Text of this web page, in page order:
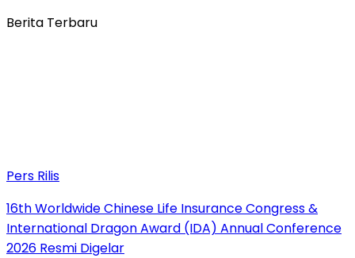
Berita Terbaru
Pers Rilis
16th Worldwide Chinese Life Insurance Congress &
International Dragon Award (IDA) Annual Conference
2026 Resmi Digelar